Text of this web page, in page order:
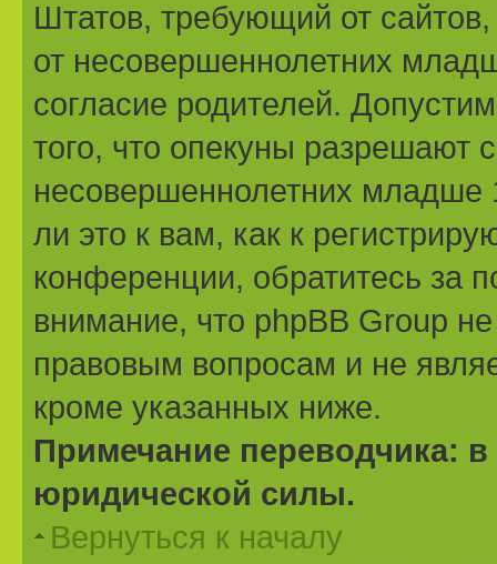
Штатов, требующий от
от несовершеннолетних
согласие родителей.
того, что опекуны разрешают
несовершеннолетних
ли это к вам, как к
конференции, обратитесь за
внимание, что phpBB Group
правовым вопросам и не
кроме указанных ниже.
Примечание переводчика:
юридической силы.
Вернуться к началу